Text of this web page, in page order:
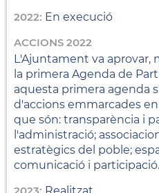
2022: En execució
ACCIONS 2022
L'Ajuntament va aprovar,
la primera Agenda de
aquesta primera agenda
d'accions emmarcades
que són: transparència i
l'administració;
estratègics del poble;
comunicació i participació.